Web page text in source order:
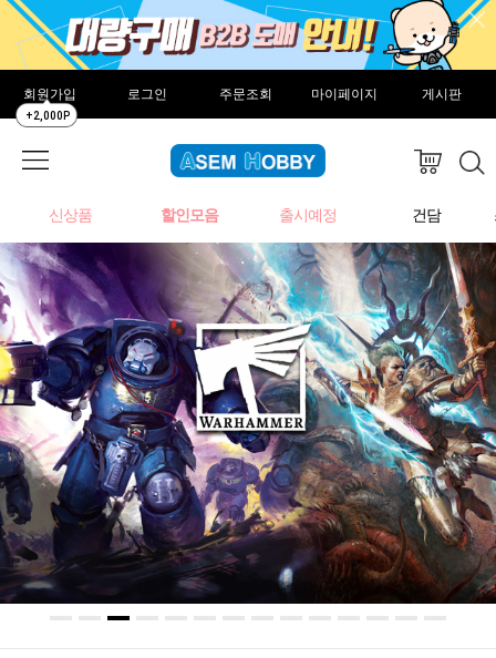
회원가입
+2,000P
로그인 주문조회 마이페이지 게시판
신상품 할인모음 출시예정 건담